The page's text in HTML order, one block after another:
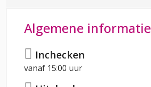
Algemene informatie
Inchecken
vanaf 15:00 uur